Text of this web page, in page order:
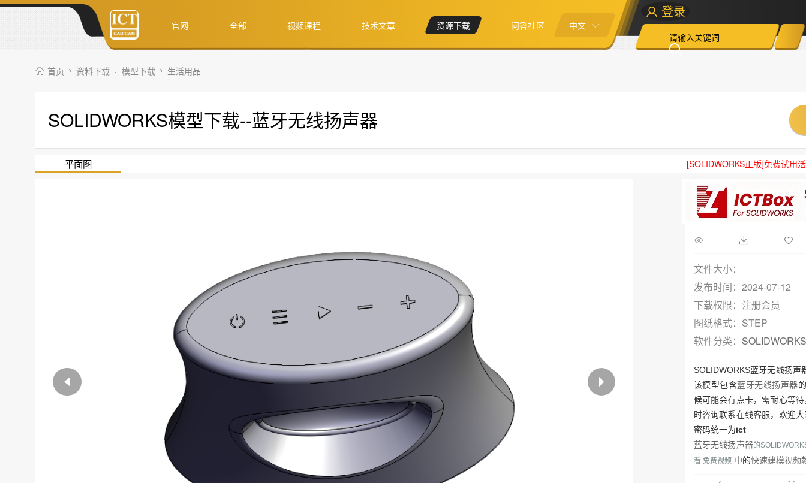
官网 全部 视频课程 技术文章 资源下载 问答社区 中文
登录
首页 资料下载 模型下载 生活用品
SOLIDWORKS模型下载--蓝牙无线扬声器
平面图 [SOLIDWORKS正版]免费试用
文件大小：
发布时间：2024-07-12
下载权限：注册会员
图纸格式：STEP
软件分类： SOLIDWORKS
SOLIDWORKS蓝牙无线扬声
该模型包含蓝牙无线扬声器
候可能会有点卡，需耐心等
时咨询联系在线客服，欢迎
密码统一为ict
蓝牙无线扬声器的
看 免费视频中的快速建模视频